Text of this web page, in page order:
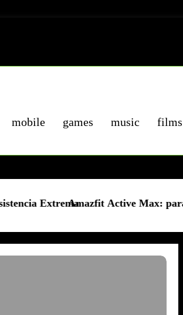
mobile games music films
Active Max: para gamers